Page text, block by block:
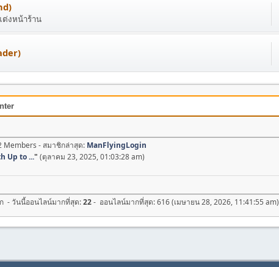
งหน้าร้าน
Members - สมาชิกล่าสุด: ManFlyingLogin
Up to ..." (ตุลาคม 23, 2025, 01:03:28 am)
- วันนี้ออนไลน์มากที่สุด:22- ออนไลน์มากที่สุด: 616 (เมษายน 28, 2026, 11:41:55 am)